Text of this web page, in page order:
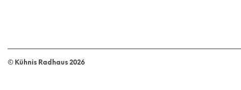
© Kühnis Radhaus 2026